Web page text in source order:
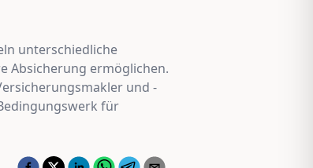
unterschiedliche
Absicherung ermöglichen.
und -
für